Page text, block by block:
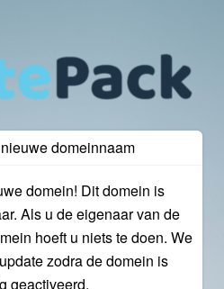
domeinnaam
domein! Dit domein is
Als u de eigenaar van de
hoeft u niets te doen. We
zodra de domein is
geactiveerd.